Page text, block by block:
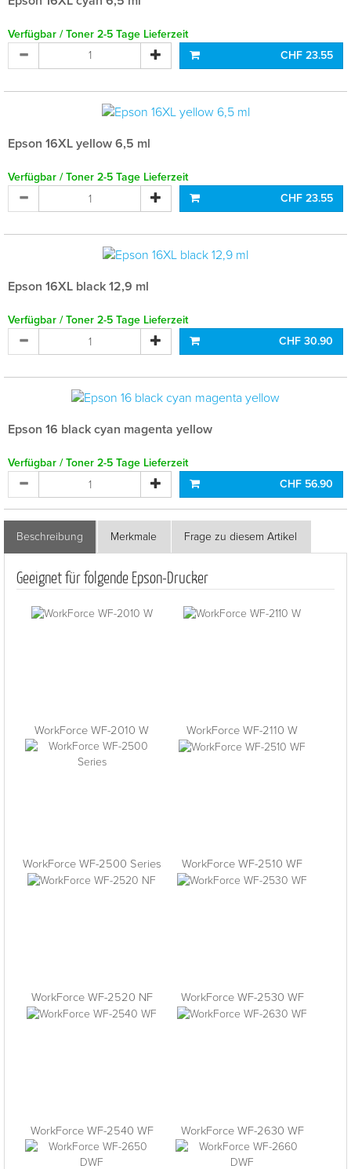
Verfügbar / Toner 2-5 Tage Lieferzeit
CHF 23.55
Epson 16XL yellow 6,5 ml
Verfügbar / Toner 2-5 Tage Lieferzeit
CHF 23.55
Epson 16XL black 12,9 ml
Verfügbar / Toner 2-5 Tage Lieferzeit
CHF 30.90
Epson 16 black cyan magenta yellow
Verfügbar / Toner 2-5 Tage Lieferzeit
CHF 56.90
Beschreibung Merkmale Frage zu diesem Artikel
Geeignet für folgende Epson-Drucker
WorkForce WF-2010 W WorkForce WF-2110 W
WorkForce WF-2500 Series WorkForce WF-2510 WF
WorkForce WF-2520 NF WorkForce WF-2530 WF
WorkForce WF-2540 WF WorkForce WF-2630 WF